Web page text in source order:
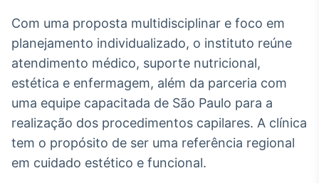
ativos
Broadcast
Datafeed
APIs para
conteúdos e
dados
Com uma proposta multidisciplinar e foco em
planejamento individualizado, o instituto reúne
atendimento médico, suporte nutricional,
estética e enfermagem, além da parceria com
uma equipe capacitada de São Paulo para a
realização dos procedimentos capilares. A clínica
tem o propósito de ser uma referência regional
em cuidado estético e funcional.